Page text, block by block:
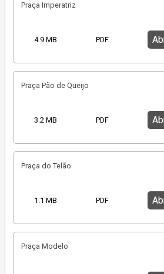
Praça Imperatriz
4.9 MB PDF
Praça Pão de Queijo
3.2 MB PDF
Praça do Telão
1.1 MB PDF
Praça Modelo